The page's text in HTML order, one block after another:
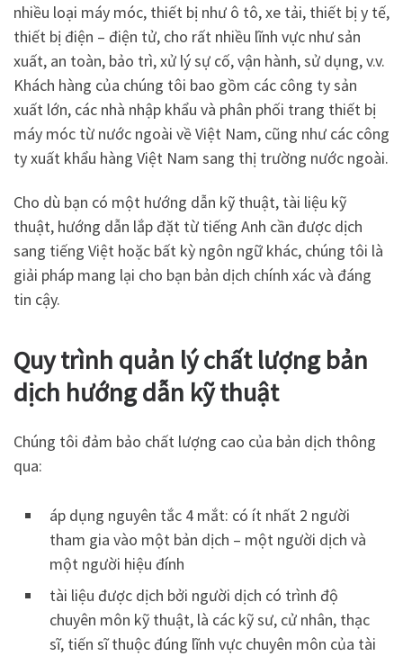
nhiều loại máy móc, thiết bị như ô tô, xe tải, thiết bị y tế,
thiết bị điện – điện tử, cho rất nhiều lĩnh vực như sản
xuất, an toàn, bảo trì, xử lý sự cố, vận hành, sử dụng, v.v.
Khách hàng của chúng tôi bao gồm các công ty sản
xuất lớn, các nhà nhập khẩu và phân phối trang thiết bị
máy móc từ nước ngoài về Việt Nam, cũng như các công
ty xuất khẩu hàng Việt Nam sang thị trường nước ngoài.
Cho dù bạn có một hướng dẫn kỹ thuật, tài liệu kỹ
thuật, hướng dẫn lắp đặt từ tiếng Anh cần được dịch
sang tiếng Việt hoặc bất kỳ ngôn ngữ khác, chúng tôi là
giải pháp mang lại cho bạn bản dịch chính xác và đáng
tin cậy.
Quy trình quản lý chất lượng bản
dịch hướng dẫn kỹ thuật
Chúng tôi đảm bảo chất lượng cao của bản dịch thông
qua:
áp dụng nguyên tắc 4 mắt: có ít nhất 2 người
tham gia vào một bản dịch – một người dịch và
một người hiệu đính
tài liệu được dịch bởi người dịch có trình độ
chuyên môn kỹ thuật, là các kỹ sư, cử nhân, thạc
sĩ, tiến sĩ thuộc đúng lĩnh vực chuyên môn của tài